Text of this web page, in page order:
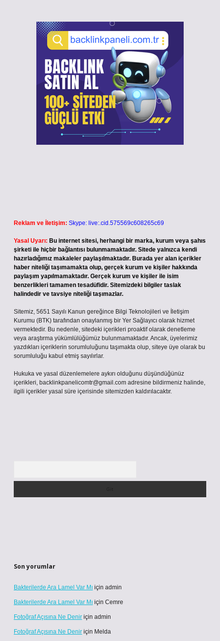
Reklam ve İletişim: Skype: live:.cid.575569c608265c69
Yasal Uyarı: Bu internet sitesi, herhangi bir marka, kurum veya şahıs
şirketi ile hiçbir bağlantısı bulunmamaktadır. Sitede yalnızca kendi
hazırladığımız makaleler paylaşılmaktadır. Burada yer alan içerikler
haber niteliği taşımamakta olup, gerçek kurum ve kişiler hakkında
paylaşım yapılmamaktadır. Gerçek kurum ve kişiler ile isim
benzerlikleri tamamen tesadüfidir. Sitemizdeki bilgiler taslak
halindedir ve tavsiye niteliği taşımazlar.
Sitemiz, 5651 Sayılı Kanun gereğince Bilgi Teknolojileri ve İletişim
Kurumu (BTK) tarafından onaylanmış bir Yer Sağlayıcı olarak hizmet
vermektedir. Bu nedenle, sitedeki içerikleri proaktif olarak denetleme
veya araştırma yükümlülüğümüz bulunmamaktadır. Ancak, üyelerimiz
yazdıkları içeriklerin sorumluluğunu taşımakta olup, siteye üye olarak bu
sorumluluğu kabul etmiş sayılırlar.
Hukuka ve yasal düzenlemelere aykırı olduğunu düşündüğünüz
içerikleri, backlinkpanelicomtr@gmail.com adresine bildirmeniz halinde,
ilgili içerikler yasal süre içerisinde sitemizden kaldırılacaktır.
Son yorumlar
Bakterilerde Ara Lamel Var Mı için admin
Bakterilerde Ara Lamel Var Mı için Cemre
Fotoğraf Açısına Ne Denir için admin
Fotoğraf Açısına Ne Denir için Melda